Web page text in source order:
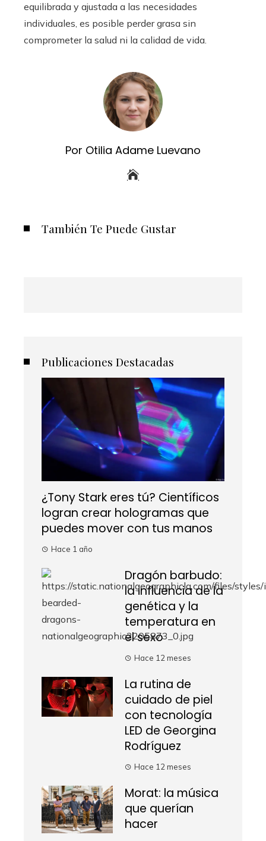
equilibrada y ajustada a las necesidades
individuales, es posible perder grasa sin
comprometer la salud ni la calidad de vida.
Por Otilia Adame Luevano
También Te Puede Gustar
Publicaciones Destacadas
¿Tony Stark eres tú? Científicos
logran crear hologramas que
puedes mover con tus manos
Hace 1 año
Dragón barbudo:
la influencia de la
genética y la
temperatura en
el sexo
Hace 12 meses
La rutina de
cuidado de piel
con tecnología
LED de Georgina
Rodríguez
Hace 12 meses
Morat: la música
que querían
hacer